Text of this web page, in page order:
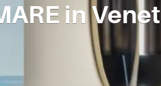
in